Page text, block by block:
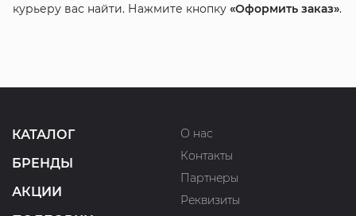
курьеру вас найти. Нажмите кнопку «Оформить заказ».
КАТАЛОГ
БРЕНДЫ
АКЦИИ
О нас
Контакты
Партнеры
Реквизиты